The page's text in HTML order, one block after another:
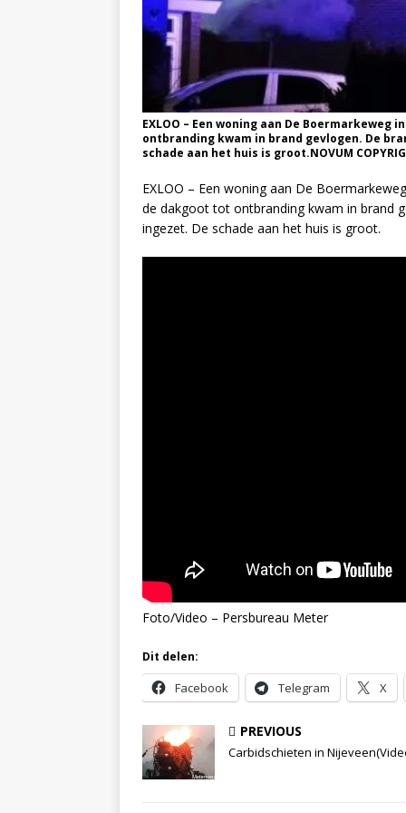
EXLOO – Een woning aan De
ontbranding kwam in brand gevlogen. De
schade aan het huis is groot.NOVUM
EXLOO – Een woning aan De
de dakgoot tot ontbranding kwam in brand
ingezet. De schade aan het huis is groot.
Foto/Video – Persbureau Meter
Dit delen:
Facebook Telegram X
PREVIOUS
Carbidschieten in